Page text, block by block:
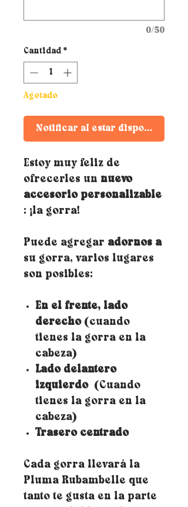
0/50
Cantidad *
Agotado
Notificar al estar disponible
Estoy muy feliz de
ofrecerles un nuevo
accesorio personalizable
: ¡la gorra!
Puede agregar adornos a
su gorra, varios lugares
son posibles:
En el frente, lado
derecho(cuando
tienes la gorra en la
cabeza)
Lado delantero
izquierdo(Cuando
tienes la gorra en la
cabeza)
Trasero centrado
Cada gorra llevará la
Pluma Rubambelle que
tanto te gusta en la parte